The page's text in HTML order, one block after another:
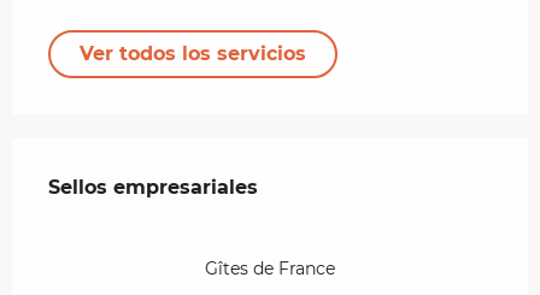
Ver todos los servicios
Sellos empresariales
Sellos empresariales
Gîtes de France